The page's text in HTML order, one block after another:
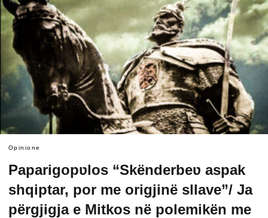
Opinione
Paparigopʋlos “Skënderbeʋ aspak
shqiptar, por me origjinë sllave”/ Ja
përgjigja e Mitkos në polemikën me